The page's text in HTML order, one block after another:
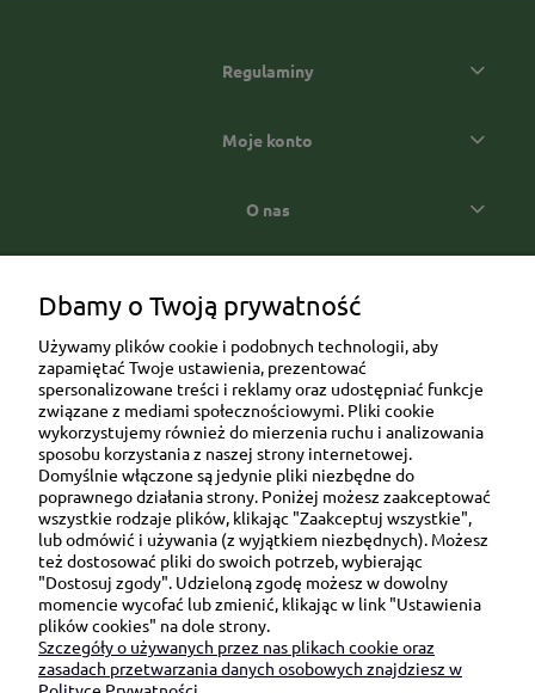
Regulaminy
Moje konto
O nas
Ul. Brukowa 6/8 lok. 57/58
91-341 Łódź
NIP: 6751510615
SKONTAKTUJ SIĘ Z NAMI:
sklep@be-happygifts.com
+48 690 172 872
Dbamy o Twoją prywatność
Używamy plików cookie i podobnych technologii, aby
zapamiętać Twoje ustawienia, prezentować
spersonalizowane treści i reklamy oraz udostępniać funkcje
związane z mediami społecznościowymi. Pliki cookie
wykorzystujemy również do mierzenia ruchu i analizowania
sposobu korzystania z naszej strony internetowej.
Domyślnie włączone są jedynie pliki niezbędne do
poprawnego działania strony. Poniżej możesz zaakceptować
wszystkie rodzaje plików, klikając "Zaakceptuj wszystkie",
lub odmówić i używania (z wyjątkiem niezbędnych). Możesz
też dostosować pliki do swoich potrzeb, wybierając
"Dostosuj zgody". Udzieloną zgodę możesz w dowolny
momencie wycofać lub zmienić, klikając w link "Ustawienia
plików cookies" na dole strony.
Szczegóły o używanych przez nas plikach cookie oraz
zasadach przetwarzania danych osobowych znajdziesz w